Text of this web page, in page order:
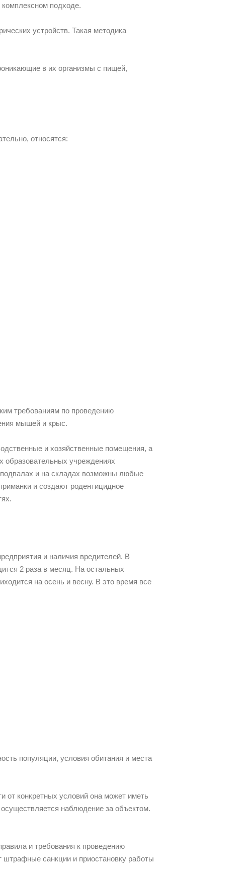
подходе.
устройств. Такая методика
в их организмы с пищей,
относятся:
требованиям по проведению
мышей и крыс.
и хозяйственные помещения, а
образовательных учреждениях
и на складах возможны любые
и создают родентицидное
и наличия вредителей. В
2 раза в месяц. На остальных
на осень и весну. В это время все
популяции, условия обитания и места
от конкретных условий она может иметь
наблюдение за объектом.
и требования к проведению
санкции и приостановку работы